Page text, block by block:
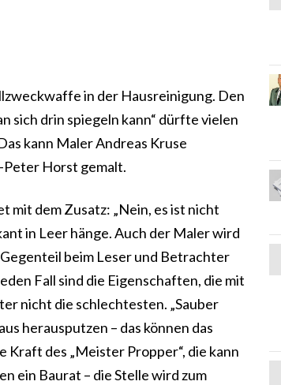
in der Hausreinigung. Den
sich drin spiegeln kann“ dürfte vielen
kann Maler Andreas Kruse
Horst gemalt.
mit dem Zusatz: „Nein, es ist nicht
in Leer hänge. Auch der Maler wird
beim Leser und Betrachter
Fall sind die Eigenschaften, die mit
nicht die schlechtesten. „Sauber
herausputzen – das können das
Kraft des „Meister Propper“, die kann
ein Baurat – die Stelle wird zum